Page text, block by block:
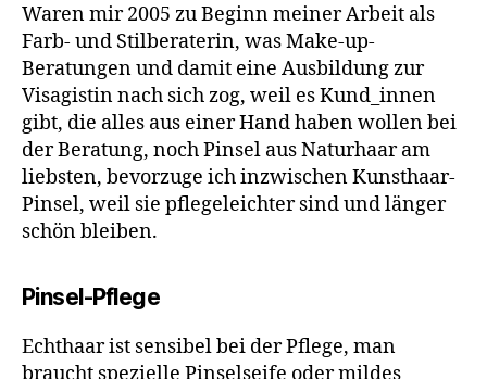
Waren mir 2005 zu Beginn meiner Arbeit als
Farb- und Stilberaterin, was Make-up-
Beratungen und damit eine Ausbildung zur
Visagistin nach sich zog, weil es Kund_innen
gibt, die alles aus einer Hand haben wollen bei
der Beratung, noch Pinsel aus Naturhaar am
liebsten, bevorzuge ich inzwischen Kunsthaar-
Pinsel, weil sie pflegeleichter sind und länger
schön bleiben.
Pinsel-Pflege
Echthaar ist sensibel bei der Pflege, man